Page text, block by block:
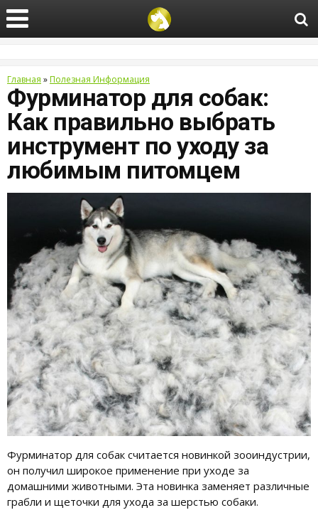
Главная »Полезная Информация
Фурминатор для собак:
Как правильно выбрать
инструмент по уходу за
любимым питомцем
Фурминатор для собак считается новинкой зооиндустрии,
он получил широкое применение при уходе за
домашними животными. Эта новинка заменяет различные
грабли и щеточки для ухода за шерстью собаки.